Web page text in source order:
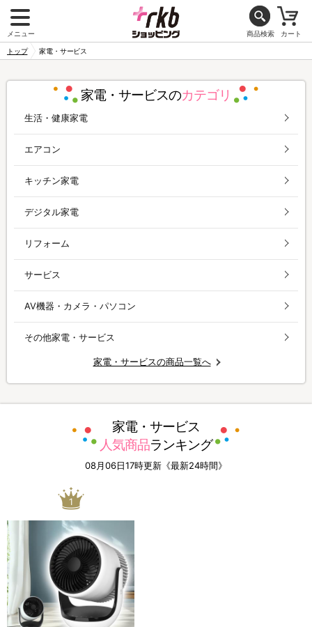
メニュー 商品検索 カート
トップ 家電・サービス
家電・サービスのカテゴリ
生活・健康家電
エアコン
キッチン家電
デジタル家電
リフォーム
サービス
AV機器・カメラ・パソコン
その他家電・サービス
家電・サービスの商品一覧へ
家電・サービス
人気商品ランキング
08月06日17時更新《最新24時間》
1